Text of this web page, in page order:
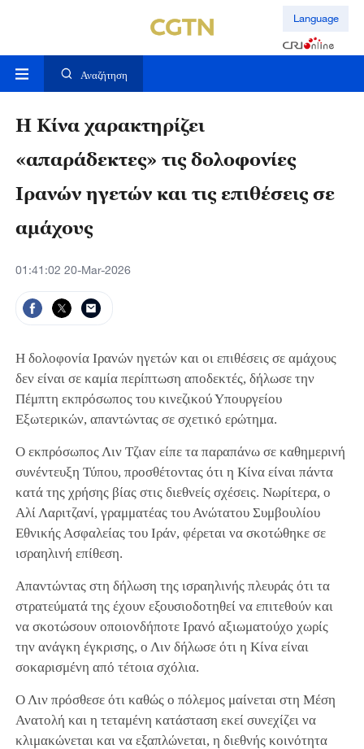
Language
Αναζήτηση
Η Κίνα χαρακτηρίζει
«απαράδεκτες» τις δολοφονίες
Ιρανών ηγετών και τις επιθέσεις σε
αμάχους
01:41:02 20-Mar-2026
Η δολοφονία Ιρανών ηγετών και οι επιθέσεις σε αμάχους
δεν είναι σε καμία περίπτωση αποδεκτές, δήλωσε την
Πέμπτη εκπρόσωπος του κινεζικού Υπουργείου
Εξωτερικών, απαντώντας σε σχετικό ερώτημα.
Ο εκπρόσωπος Λιν Τζιαν είπε τα παραπάνω σε καθημερινή
συνέντευξη Τύπου, προσθέτοντας ότι η Κίνα είναι πάντα
κατά της χρήσης βίας στις διεθνείς σχέσεις. Νωρίτερα, ο
Αλί Λαριτζανί, γραμματέας του Ανώτατου Συμβουλίου
Εθνικής Ασφαλείας του Ιράν, φέρεται να σκοτώθηκε σε
ισραηλινή επίθεση.
Απαντώντας στη δήλωση της ισραηλινής πλευράς ότι τα
στρατεύματά της έχουν εξουσιοδοτηθεί να επιτεθούν και
να σκοτώσουν οποιονδήποτε Ιρανό αξιωματούχο χωρίς
την ανάγκη έγκρισης, ο Λιν δήλωσε ότι η Κίνα είναι
σοκαρισμένη από τέτοια σχόλια.
Ο Λιν πρόσθεσε ότι καθώς ο πόλεμος μαίνεται στη Μέση
Ανατολή και η τεταμένη κατάσταση εκεί συνεχίζει να
κλιμακώνεται και να εξαπλώνεται, η διεθνής κοινότητα